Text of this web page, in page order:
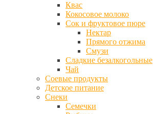
Квас
Кокосовое молоко
Сок и фруктовое пюре
Нектар
Прямого отжима
Смузи
Сладкие безалкогольные
Чай
Соевые продукты
Детское питание
Снеки
Семечки